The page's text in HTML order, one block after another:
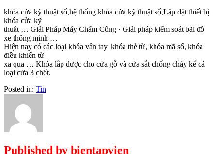
khóa cửa kỹ thuật số,hệ thống khóa cửa kỹ thuật số,Lắp đặt thiết bị
khóa cửa kỹ
thuật … Giải Pháp Máy Chấm Công · Giải pháp kiểm soát bãi đỗ
xe thông minh …
Hiện nay có các loại khóa vân tay, khóa thẻ từ, khóa mã số, khóa
điều khiển từ
xa qua … Khóa lắp được cho cửa gỗ và cửa sắt chống cháy kể cả
loại cửa 3 chốt.
Posted in: Tin
Published by bientapvien